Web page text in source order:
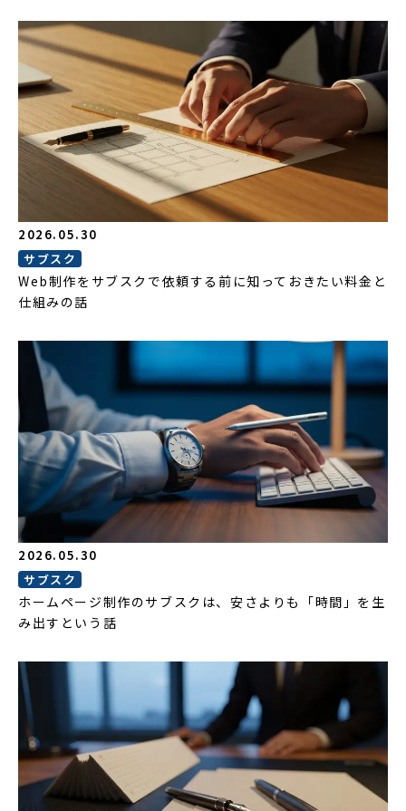
2026.05.30
サブスク
Web制作をサブスクで依頼する前に知っておきたい料金と
仕組みの話
2026.05.30
サブスク
ホームページ制作のサブスクは、安さよりも「時間」を生
み出すという話